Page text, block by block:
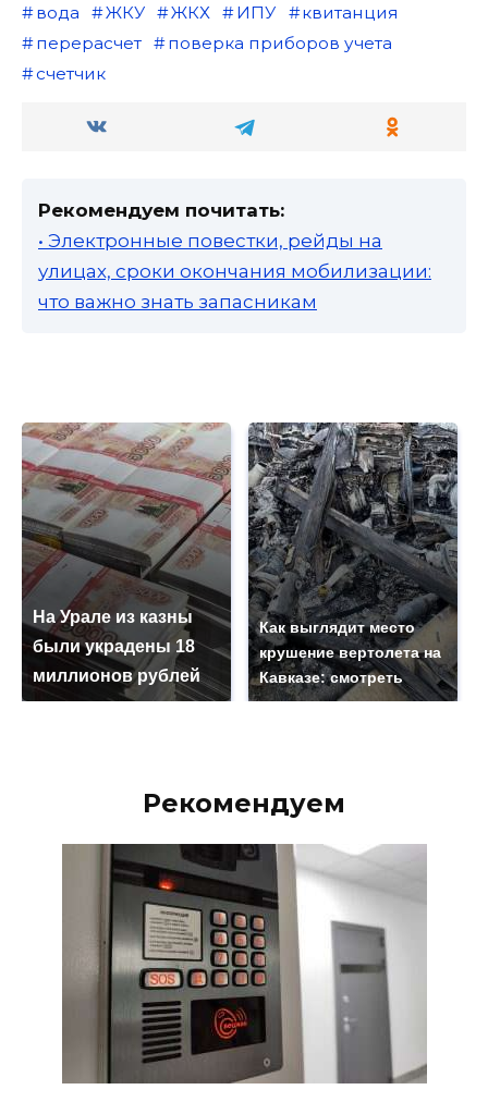
вода ЖКУ ЖКХ ИПУ
квитанция
перерасчет
поверка приборов учета
счетчик
Рекомендуем почитать:
• Электронные повестки, рейды на
улицах, сроки окончания мобилизации:
что важно знать запасникам
На Урале из казны
были украдены 18
миллионов рублей
Как выглядит место
крушение вертолета на
Кавказе: смотреть
Рекомендуем